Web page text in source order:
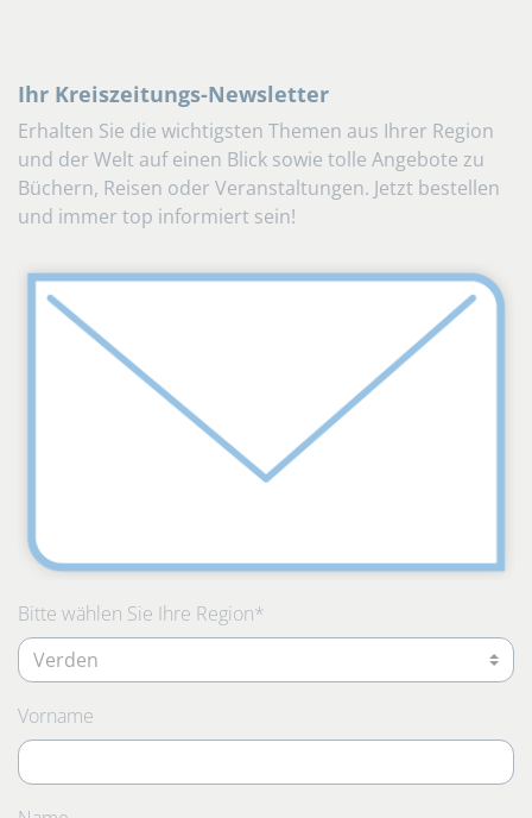
Ihr Kreiszeitungs-Newsletter
Erhalten Sie die wichtigsten Themen aus Ihrer Region
und der Welt auf einen Blick sowie tolle Angebote zu
Büchern, Reisen oder Veranstaltungen. Jetzt bestellen
und immer top informiert sein!
Pflichtfeld
Bitte wählen Sie Ihre Region*
Vorname